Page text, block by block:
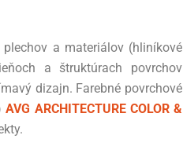
a materiálov (hliníkové
a štruktúrach povrchov
dizajn. Farebné povrchové
AVG ARCHITECTURE COLOR &